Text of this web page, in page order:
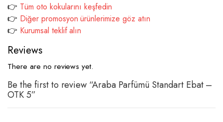
👉 Tüm oto kokularını keşfedin
👉 Diğer promosyon ürünlerimize göz atın
👉 Kurumsal teklif alın
Reviews
There are no reviews yet.
Be the first to review “Araba Parfümü Standart Ebat –
OTK 5”